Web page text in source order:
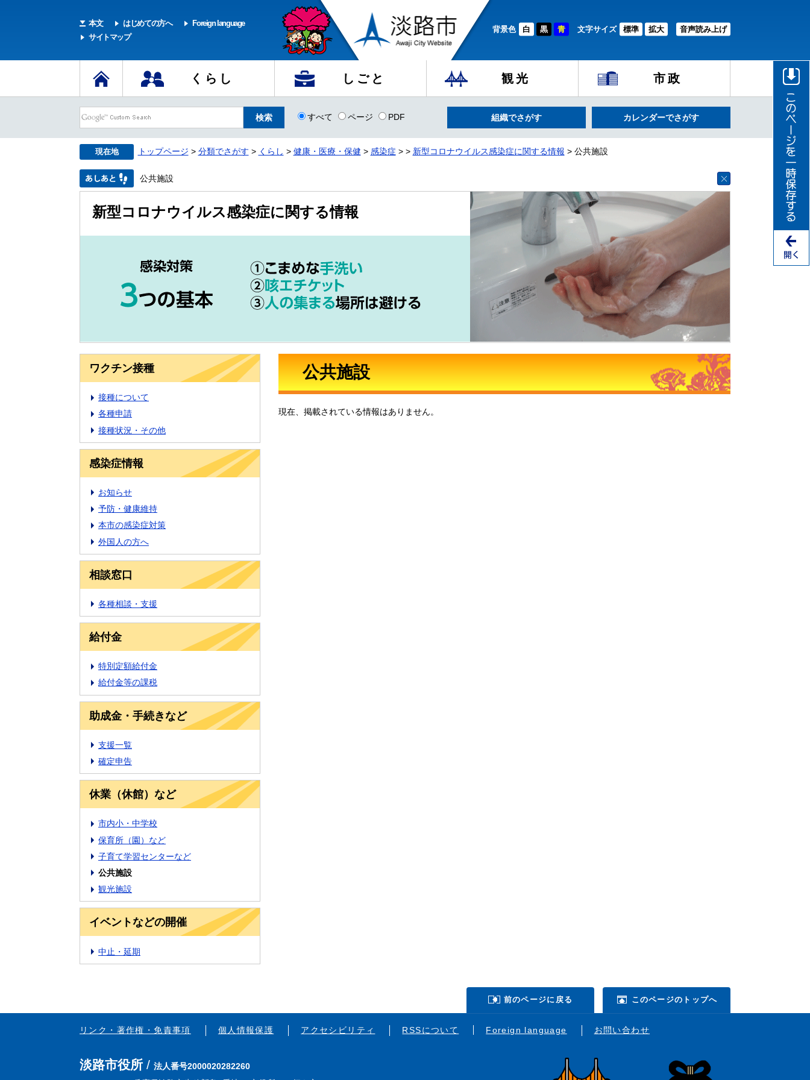
本文 はじめての方へ
Foreign language
サイトマップ
背景色 白 黒 青 文字サイズ 標準 拡大 音声読み上げ
くらし しごと 観光 市政
すべて ページ PDF 組織でさがす カレンダーでさがす
現在地 トップページ > 分類でさがす > くらし > 健康・医療・保健 > 感染症 > > 新型コロナウイルス感染症に関する情報 > 公共施設
公共施設
新型コロナウイルス感染症に関する情報
ワクチン接種
接種について
各種申請
接種状況・その他
感染症情報
お知らせ
予防・健康維持
本市の感染症対策
外国人の方へ
相談窓口
各種相談・支援
給付金
特別定額給付金
給付金等の課税
助成金・手続きなど
支援一覧
確定申告
休業（休館）など
市内小・中学校
保育所（園）など
子育て学習センターなど
公共施設
観光施設
イベントなどの開催
中止・延期
公共施設
現在、掲載されている情報はありません。
前のページに戻る このページのトップへ
リンク・著作権・免責事項 個人情報保護 アクセシビリティ RSSについて Foreign language お問い合わせ
淡路市役所
法人番号2000020282260